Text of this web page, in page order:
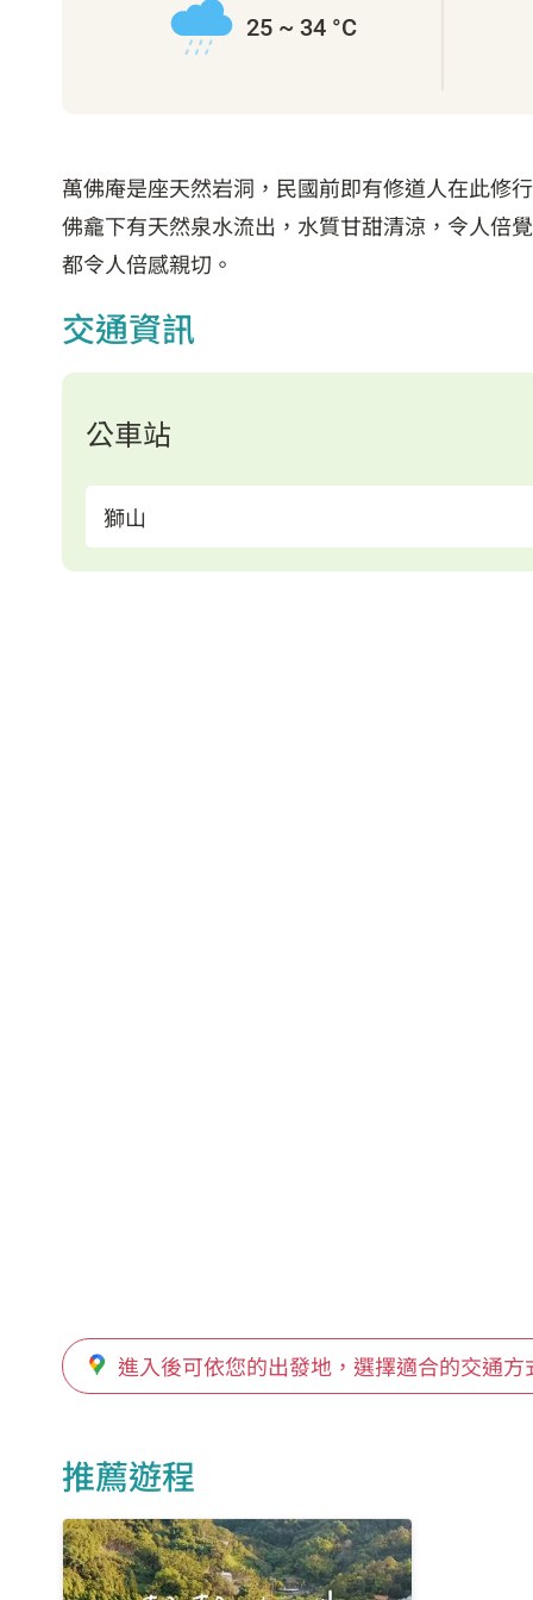
25 ~ 34 °C
萬佛庵是座天然岩洞，民國前即有修道人在此修
佛龕下有天然泉水流出，水質甘甜清涼，令人倍
都令人倍感親切。
交通資訊
公車站
獅山
進入後可依您的出發地，選擇適合的交通方
推薦遊程